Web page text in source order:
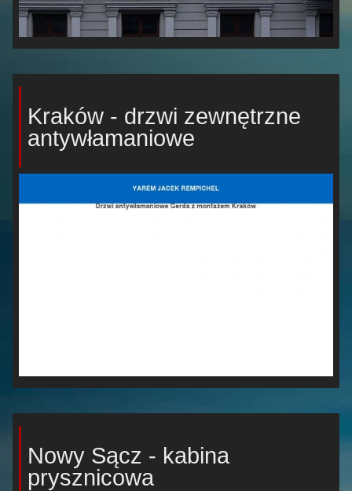
Kraków - drzwi zewnętrzne
antywłamaniowe
Nowy Sącz - kabina
prysznicowa